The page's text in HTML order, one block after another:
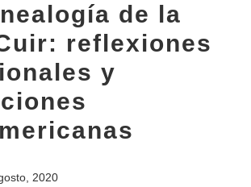
de la
reflexiones
y
2020